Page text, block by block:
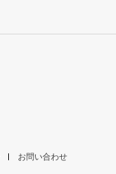
お問い合わせ